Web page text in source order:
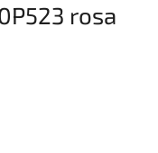
rosa